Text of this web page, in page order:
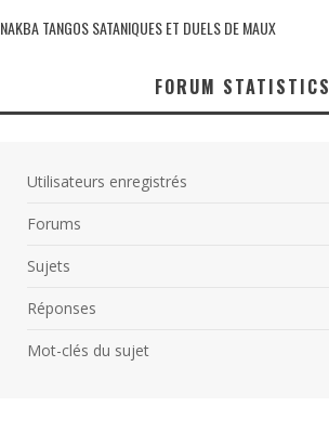
NAKBA TANGOS SATANIQUES ET DUELS DE MAUX
FORUM STATISTICS
Utilisateurs enregistrés
Forums
Sujets
Réponses
Mot-clés du sujet